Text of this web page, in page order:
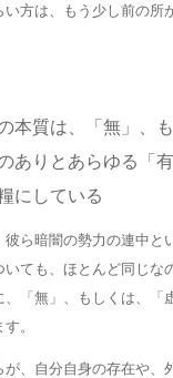
い方は、もう少し前の所
本質は、「無」、
ありとあらゆる「
にしている
ら暗闇の勢力の連中と
いても、ほとんど同じな
「無」、もしくは、「
。
、自分自身の存在や、